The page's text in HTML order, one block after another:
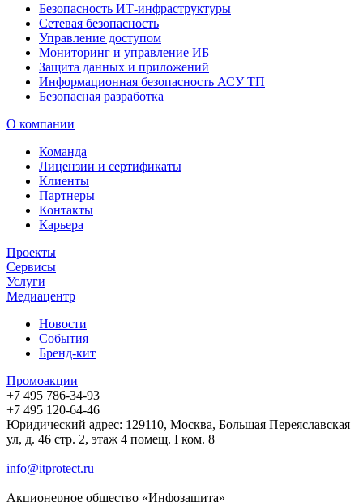
Безопасность ИТ-инфраструктуры
Сетевая безопасность
Управление доступом
Мониторинг и управление ИБ
Защита данных и приложений
Информационная безопасность АСУ ТП
Безопасная разработка
О компании
Команда
Лицензии и сертификаты
Клиенты
Партнеры
Контакты
Карьера
Проекты
Сервисы
Услуги
Медиацентр
Новости
События
Бренд-кит
Промоакции
+7 495 786-34-93
+7 495 120-64-46
Юридический адрес: 129110, Москва, Большая Переяславская
ул, д. 46 стр. 2, этаж 4 помещ. I ком. 8
info@itprotect.ru
Акционерное общество «Инфозащита»